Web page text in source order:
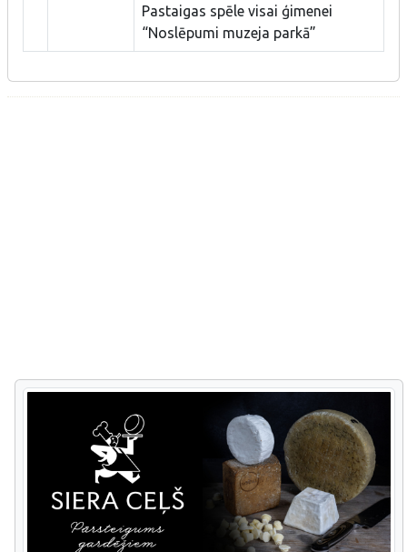
Pastaigas spēle visai ģimenei
“Noslēpumi muzeja parkā”